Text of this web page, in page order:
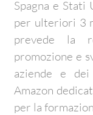
Spagna e Stati
per ulteriori 3
prevede la
promozione e
aziende e
Amazon
per la